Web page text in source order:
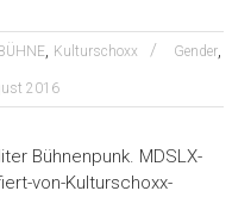
BÜHNE, Kulturschoxx Gender,
2016